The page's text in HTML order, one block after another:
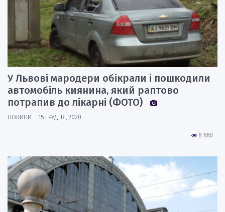
У Львові мародери обікрали і пошкодили
автомобіль киянина, який раптово
потрапив до лікарні (ФОТО)
НОВИНИ 15 ГРУДНЯ, 2020
8 660